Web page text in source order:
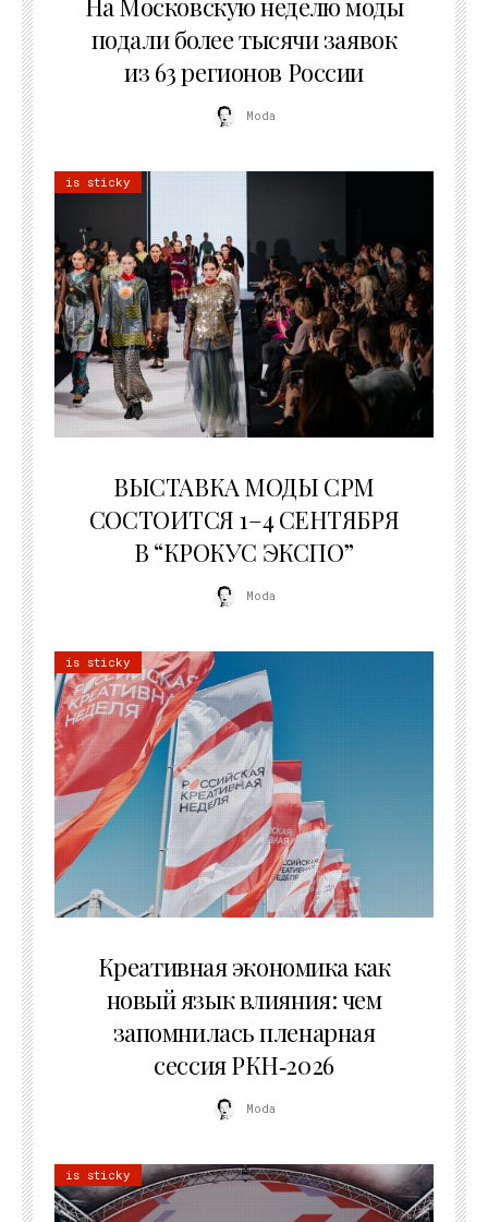
На Московскую неделю моды
подали более тысячи заявок
из 63 регионов России
Moda
is sticky
ВЫСТАВКА МОДЫ CPM
СОСТОИТСЯ 1–4 СЕНТЯБРЯ
В “КРОКУС ЭКСПО”
Moda
is sticky
Креативная экономика как
новый язык влияния: чем
запомнилась пленарная
сессия РКН‑2026
Moda
is sticky